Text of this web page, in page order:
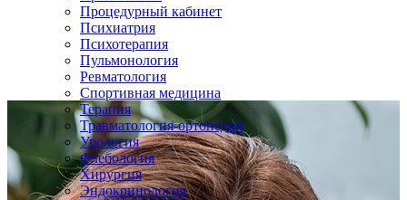
Процедурный кабинет
Психиатрия
Психотерапия
Пульмонология
Ревматология
Спортивная медицина
Терапия
Травматология-ортопедия
Урология
Флебология
Хирургия
Эндокринология